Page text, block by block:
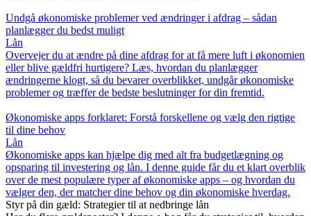
Undgå økonomiske problemer ved ændringer i afdrag – sådan
planlægger du bedst muligt
Lån
Overvejer du at ændre på dine afdrag for at få mere luft i økonomien
eller blive gældfri hurtigere? Læs, hvordan du planlægger
ændringerne klogt, så du bevarer overblikket, undgår økonomiske
problemer og træffer de bedste beslutninger for din fremtid.
Økonomiske apps forklaret: Forstå forskellene og vælg den rigtige
til dine behov
Lån
Økonomiske apps kan hjælpe dig med alt fra budgetlægning og
opsparing til investering og lån. I denne guide får du et klart overblik
over de mest populære typer af økonomiske apps – og hvordan du
vælger den, der matcher dine behov og din økonomiske hverdag.
Styr på din gæld: Strategier til at nedbringe lån